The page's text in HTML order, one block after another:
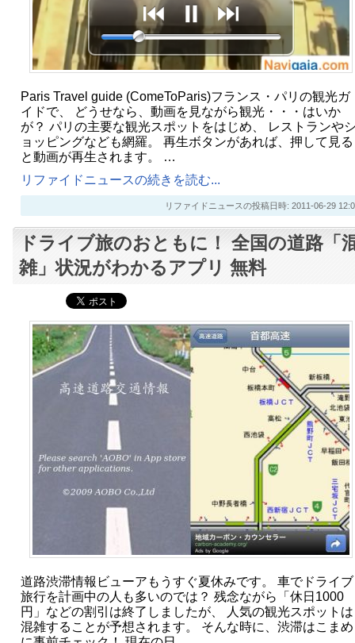
Paris Travel guide (ComeToParis)フランス・パリの観光ガ
イドで、 どうせなら、動画を見ながら観光・・・はいか
が？ パリの主要な観光スポットをはじめ、 レストランや
ョッピングなども網羅。 再生ボタンがあれば、押して見る
と動画が再生されます。 …
リファイドニュースの続きを読む...
リファイドニュースの投稿日時: 2011-06-29
ドライブ旅のおともに！ 全国の道路「
雑」状況がわかるアプリ 無料
道路渋滞情報ビューアもうすぐ夏休みです。 車でドライブ
旅行を計画中の人も多いのでは？ 残念ながら「休日1000
円」などの割引は終了しましたが、 人気の観光スポットは
混雑することが予想されます。 そんな時に、渋滞はこまめ